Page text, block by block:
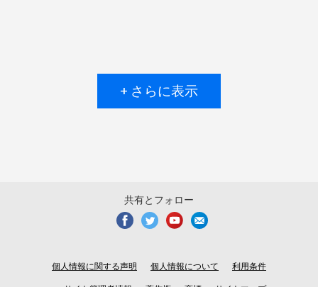
+ さらに表示
共有とフォロー
個人情報に関する声明 個人情報について 利用条件